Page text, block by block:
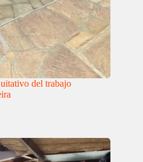
del trabajo